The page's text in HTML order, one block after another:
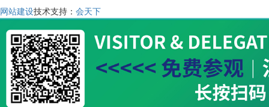
网站建设技术支持： 会天下